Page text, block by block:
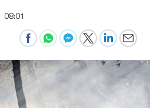
08:01